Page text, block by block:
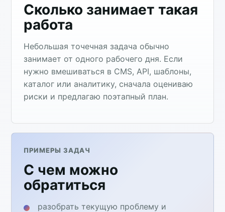
Сколько занимает такая
работа
Небольшая точечная задача обычно
занимает от одного рабочего дня. Если
нужно вмешиваться в CMS, API, шаблоны,
каталог или аналитику, сначала оцениваю
риски и предлагаю поэтапный план.
ПРИМЕРЫ ЗАДАЧ
С чем можно
обратиться
разобрать текущую проблему и